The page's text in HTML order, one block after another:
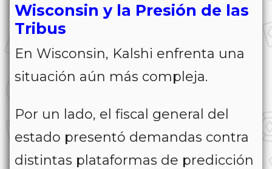
Wisconsin y la Presión de las
Tribus
En Wisconsin, Kalshi enfrenta una
situación aún más compleja.
Por un lado, el fiscal general del
estado presentó demandas contra
distintas plataformas de predicción